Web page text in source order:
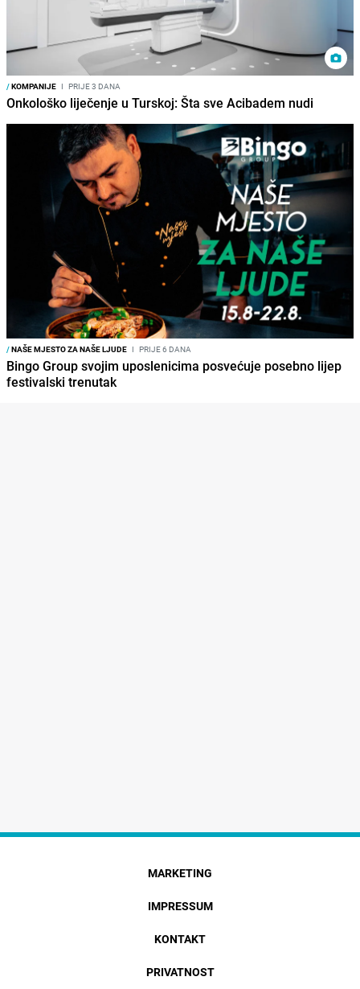
/KOMPANIJE I PRIJE 3 DANA
Onkološko liječenje u Turskoj: Šta sve Acibadem nudi
/NAŠE MJESTO ZA NAŠE LJUDE I PRIJE 6 DANA
Bingo Group svojim uposlenicima posvećuje posebno lijep
festivalski trenutak
MARKETING
IMPRESSUM
KONTAKT
PRIVATNOST